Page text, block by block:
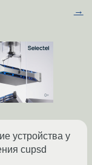
→
устройства у
cupsd